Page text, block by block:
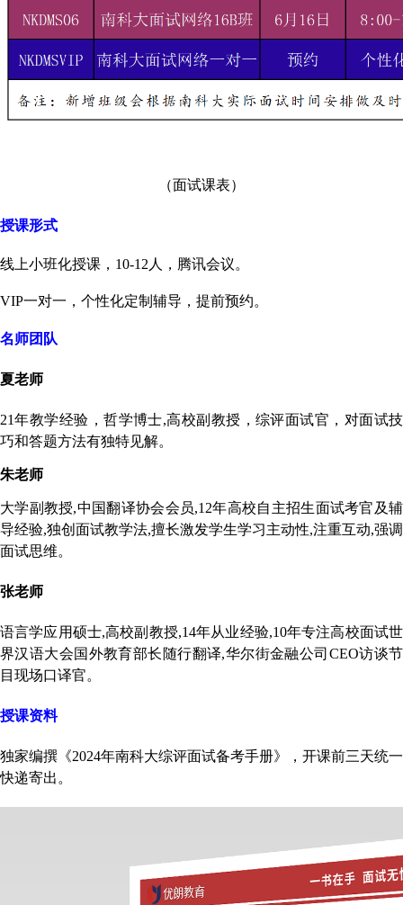
（面试课表）
授课形式
线上小班化授课， 10-12 人 ， 腾讯会议。
VIP一对一，个性化定制辅导，提前预约。
名师团队
夏老师
21年教学经验，哲学博士,高校副教授，综评面试官，对面试技
巧和答题方法有独特见解。
朱老师
大学副教授,中国翻译协会会员,1 2年高校自主招生面试考官及辅
导经验,独创面试教学法,擅长激发学生学习主动性,注重互动,强调
面试思维。
张老师
语言学应用硕士,高校副教授,14年从业经验,10年专注高校面试世
界汉语大会国外教育部长随行翻译,华尔街金融公司CEO访谈节
目现场口译官。
授课资料
独家编撰《2024年南科大综评面试备考手册》 ， 开课前三天统一
快递寄出。